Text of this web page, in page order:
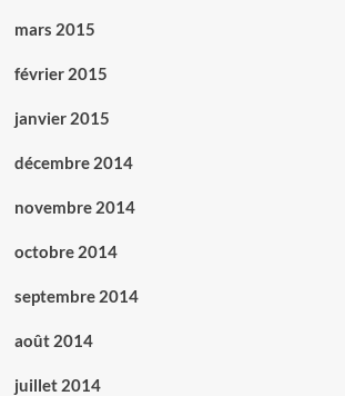
mars 2015
février 2015
janvier 2015
décembre 2014
novembre 2014
octobre 2014
septembre 2014
août 2014
juillet 2014